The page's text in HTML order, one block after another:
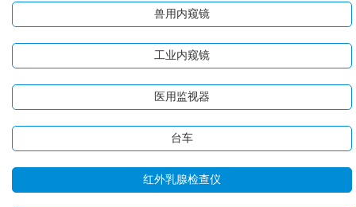
兽用内窥镜
工业内窥镜
医用监视器
台车
红外乳腺检查仪